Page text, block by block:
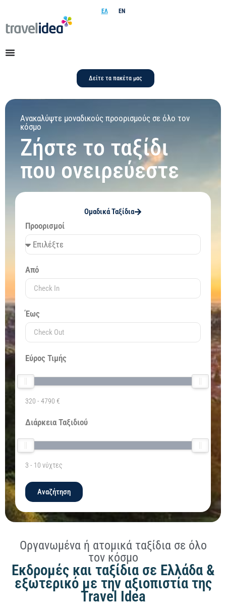
ΕΛ EN
Δείτε τα πακέτα μας
Ανακαλύψτε μοναδικούς προορισμούς σε όλο τον
κόσμο
Ζήστε το ταξίδι
που ονειρεύεστε
Ομαδικά Ταξίδια
Προορισμοί
Από
Έως
Εύρος Τιμής
320 - 4790 €
Διάρκεια Ταξιδιού
3 - 10 νύχτες
Αναζήτηση
Οργανωμένα ή ατομικά ταξίδια σε όλο
τον κόσμο
Εκδρομές και ταξίδια σε Ελλάδα &
εξωτερικό με την αξιοπιστία της
Travel Idea